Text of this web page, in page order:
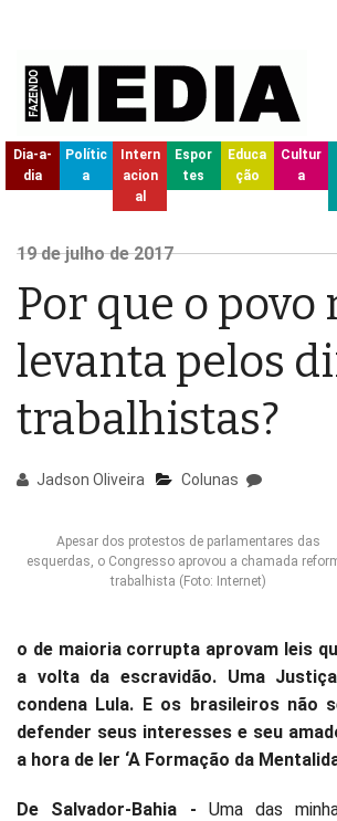
Dia-a-
dia
Polític
a
Intern
acion
al
Espor
tes
Educa
ção
Cultur
a
19de julho de2017
Por que o povo
levanta pelos
trabalhistas?
Jadson Oliveira Colunas
Apesar dos protestos de parlamentares das
esquerdas, o Congresso aprovou a chamada
trabalhista (Foto: Internet)
o de maioria corrupta aprovam leis
a volta da escravidão. Uma
condena Lula. E os brasileiros não
defender seus interesses e seu
a hora de ler ‘A Formação da
De Salvador-Bahia - Uma das